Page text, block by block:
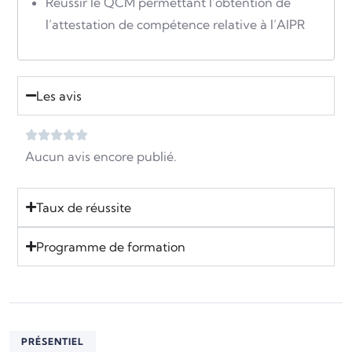
l’attestation de compétence relative à l’AIPR
Les avis
Aucun avis encore publié.
Taux de réussite
Programme de formation
PRÉSENTIEL